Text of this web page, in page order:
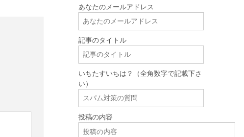
あなたのメールアドレス
記事のタイトル
いちたすいちは？（全角数字で記載下さ
い）
投稿の内容